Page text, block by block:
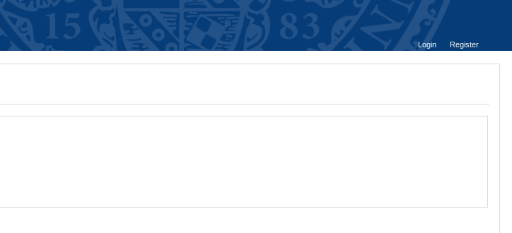
Login
Register